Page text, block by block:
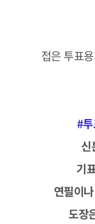
접은 투표
#
신
기
연필이
도장